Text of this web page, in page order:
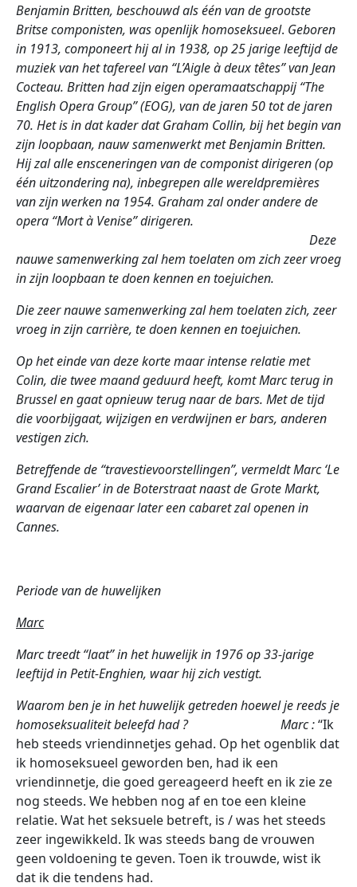
Benjamin Britten, beschouwd als één van de grootste
Britse componisten, was openlijk homoseksueel. Geboren
in 1913, componeert hij al in 1938, op 25 jarige leeftijd de
muziek van het tafereel van “L’Aigle à deux têtes” van Jean
Cocteau. Britten had zijn eigen operamaatschappij “The
English Opera Group” (EOG), van de jaren 50 tot de jaren
70. Het is in dat kader dat Graham Collin, bij het begin van
zijn loopbaan, nauw samenwerkt met Benjamin Britten.
Hij zal alle ensceneringenvan decomponist dirigeren (op
één uitzondering na), inbegrepen alle wereldpremières
van zijn werken na 1954. Graham zal onder andere de
opera “Mort à Venise” dirigeren.
Deze
nauwe samenwerking zal hem toelaten om zich zeer vroeg
in zijn loopbaan te doen kennen en toejuichen.
Die zeer nauwe samenwerking zal hem toelaten zich, zeer
vroeg in zijncarrière, te doen kennen en toejuichen.
Op het einde van deze korte maar intense relatie met
Colin, die twee maand geduurd heeft, komt Marc terug in
Brussel en gaat opnieuw terug naar de bars. Met de tijd
die voorbijgaat, wijzigen en verdwijnen er bars, anderen
vestigen zich.
Betreffende de “travestievoorstellingen”, vermeldt Marc ‘Le
Grand Escalier’ in de Boterstraat naast de Grote Markt,
waarvan de eigenaar later een cabaret zal openen in
Cannes.
Periode van de huwelijken
Marc
Marc treedt “laat” in het huwelijk in 1976 op 33-jarige
leeftijd in Petit-Enghien, waar hij zich vestigt.
Waarom ben je in het huwelijk getreden hoewel je reeds je
homoseksualiteit beleefd had ? Marc :“Ik
heb steeds vriendinnetjes gehad. Op het ogenblik dat
ik homoseksueel geworden ben, had ik een
vriendinnetje, die goed gereageerd heeft en ik zie ze
nog steeds. We hebben nog af en toe een kleine
relatie. Wat het seksuele betreft, is / was het steeds
zeer ingewikkeld. Ik was steeds bang de vrouwen
geen voldoening te geven. Toen ik trouwde, wist ik
dat ik die tendens had.